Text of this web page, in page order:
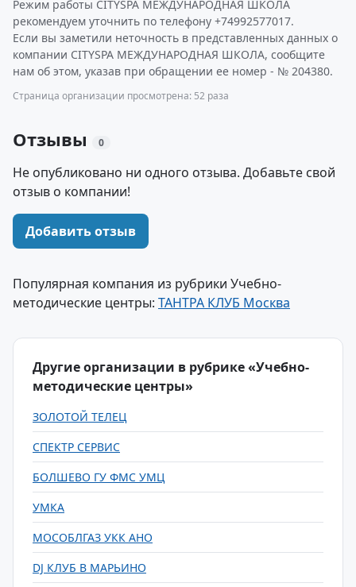
Режим работы CITYSPA МЕЖДУНАРОДНАЯ ШКОЛА
рекомендуем уточнить по телефону +74992577017.
Если вы заметили неточность в представленных данных о
компании CITYSPA МЕЖДУНАРОДНАЯ ШКОЛА, сообщите
нам об этом, указав при обращении ее номер - № 204380.
Страница организации просмотрена: 52 раза
Отзывы 0
Не опубликовано ни одного отзыва. Добавьте свой
отзыв о компании!
Добавить отзыв
Популярная компания из рубрики Учебно-
методические центры: ТАНТРА КЛУБ Москва
Другие организации в рубрике «Учебно-
методические центры»
ЗОЛОТОЙ ТЕЛЕЦ
СПЕКТР СЕРВИС
БОЛШЕВО ГУ ФМС УМЦ
УМКА
МОСОБЛГАЗ УКК АНО
DJ КЛУБ В МАРЬИНО